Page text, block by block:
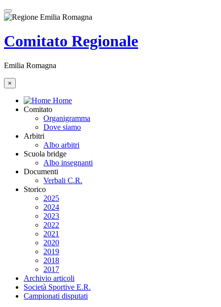
Comitato Regionale
Emilia Romagna
×
Home
Comitato
Organigramma
Dove siamo
Arbitri
Albo arbitri
Scuola bridge
Albo insegnanti
Documenti
Verbali C.R.
Storico
2025
2024
2023
2022
2021
2020
2019
2018
2017
Archivio articoli
Società Sportive E.R.
Campionati disputati